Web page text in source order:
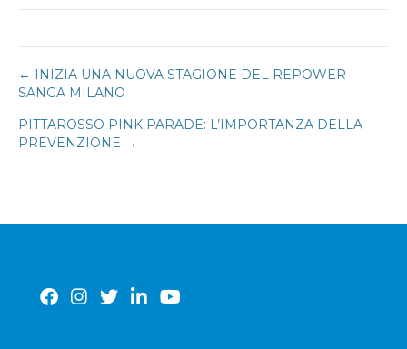
Navigazione
articoli
← INIZIA UNA NUOVA STAGIONE DEL REPOWER
SANGA MILANO
PITTAROSSO PINK PARADE: L’IMPORTANZA DELLA
PREVENZIONE →